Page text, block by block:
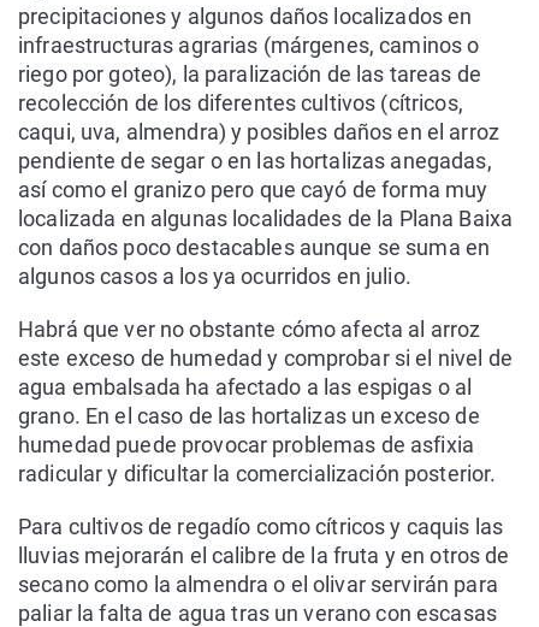
precipitaciones y algunos daños localizados en
infraestructuras agrarias (márgenes, caminos o
riego por goteo), la paralización de las tareas de
recolección de los diferentes cultivos (cítricos,
caqui, uva, almendra) y posibles daños en el arroz
pendiente de segar o en las hortalizas anegadas,
así como el granizo pero que cayó de forma muy
localizada en algunas localidades de la Plana Baixa
con daños poco destacables aunque se suma en
algunos casos a los ya ocurridos en julio.
Habrá que ver no obstante cómo afecta al arroz
este exceso de humedad y comprobar si el nivel de
agua embalsada ha afectado a las espigas o al
grano. En el caso de las hortalizas un exceso de
humedad puede provocar problemas de asfixia
radicular y dificultar la comercialización posterior.
Para cultivos de regadío como cítricos y caquis las
lluvias mejorarán el calibre de la fruta y en otros de
secano como la almendra o el olivar servirán para
paliar la falta de agua tras un verano con escasas